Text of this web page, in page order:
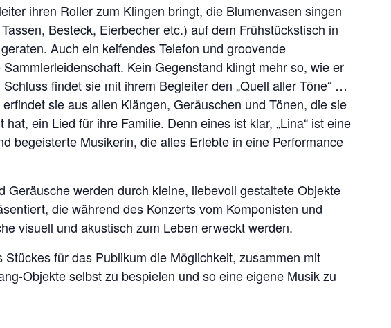
ihren Roller zum Klingen bringt, die Blumenvasen singen
Besteck, Eierbecher etc.) auf dem Frühstückstisch in
Auch ein keifendes Telefon und groovende
Kein Gegenstand klingt mehr so, wie er
findet sie mit ihrem Begleiter den „Quell aller Töne“ …
sie aus allen Klängen, Geräuschen und Tönen, die sie
ein Lied für ihre Familie. Denn eines ist klar, „Lina“ ist eine
begeisterte Musikerin, die alles Erlebte in eine Performance
Geräusche werden durch kleine, liebevoll gestaltete Objekte
die während des Konzerts vom Komponisten und
visuell und akustisch zum Leben erweckt werden.
für das Publikum die Möglichkeit, zusammen mit
Objekte selbst zu bespielen und so eine eigene Musik zu